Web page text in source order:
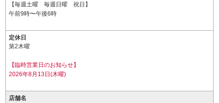
【毎週土曜 毎週日曜 祝日】
午前9時〜午後6時
定休日
第2木曜
【臨時営業日のお知らせ】
2026年8月13日(木曜)
店舗名